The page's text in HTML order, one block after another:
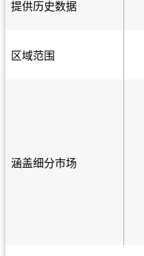
提供历史数据
区域范围
涵盖细分市场